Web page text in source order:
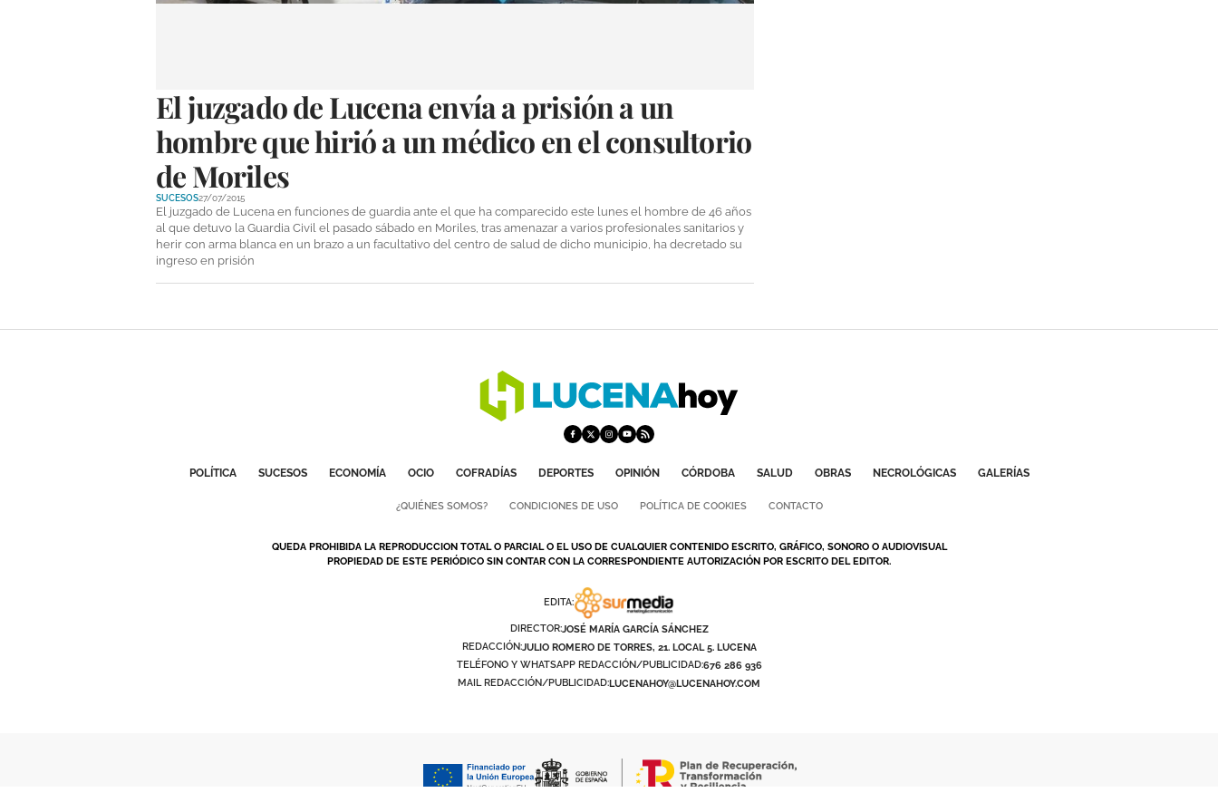
El juzgado de Lucena envía a prisión a un
hombre que hirió a un médico en el consultorio
de Moriles
SUCESOS27/07/2015
El juzgado de Lucena en funciones de guardia ante el que ha comparecido este lunes el hombre de 46 años
al que detuvo la Guardia Civil el pasado sábado en Moriles, tras amenazar a varios profesionales sanitarios y
herir con arma blanca en un brazo a un facultativo del centro de salud de dicho municipio, ha decretado su
ingreso en prisión
POLÍTICA SUCESOS ECONOMÍA OCIO COFRADÍAS DEPORTES OPINIÓN CÓRDOBA SALUD OBRAS NECROLÓGICAS GALERÍAS
¿QUIÉNES SOMOS? CONDICIONES DE USO POLÍTICA DE COOKIES CONTACTO
QUEDA PROHIBIDA LA REPRODUCCION TOTAL O PARCIAL O EL USO DE CUALQUIER CONTENIDO ESCRITO, GRÁFICO, SONORO O AUDIOVISUAL
PROPIEDAD DE ESTE PERIÓDICO SIN CONTAR CON LA CORRESPONDIENTE AUTORIZACIÓN POR ESCRITO DEL EDITOR.
EDITA:
DIRECTOR:JOSÉ MARÍA GARCÍA SÁNCHEZ
REDACCIÓN:JULIO ROMERO DE TORRES, 21. LOCAL 5. LUCENA
TELÉFONO Y WHATSAPP REDACCIÓN/PUBLICIDAD:676 286 936
MAIL REDACCIÓN/PUBLICIDAD:LUCENAHOY@LUCENAHOY.COM